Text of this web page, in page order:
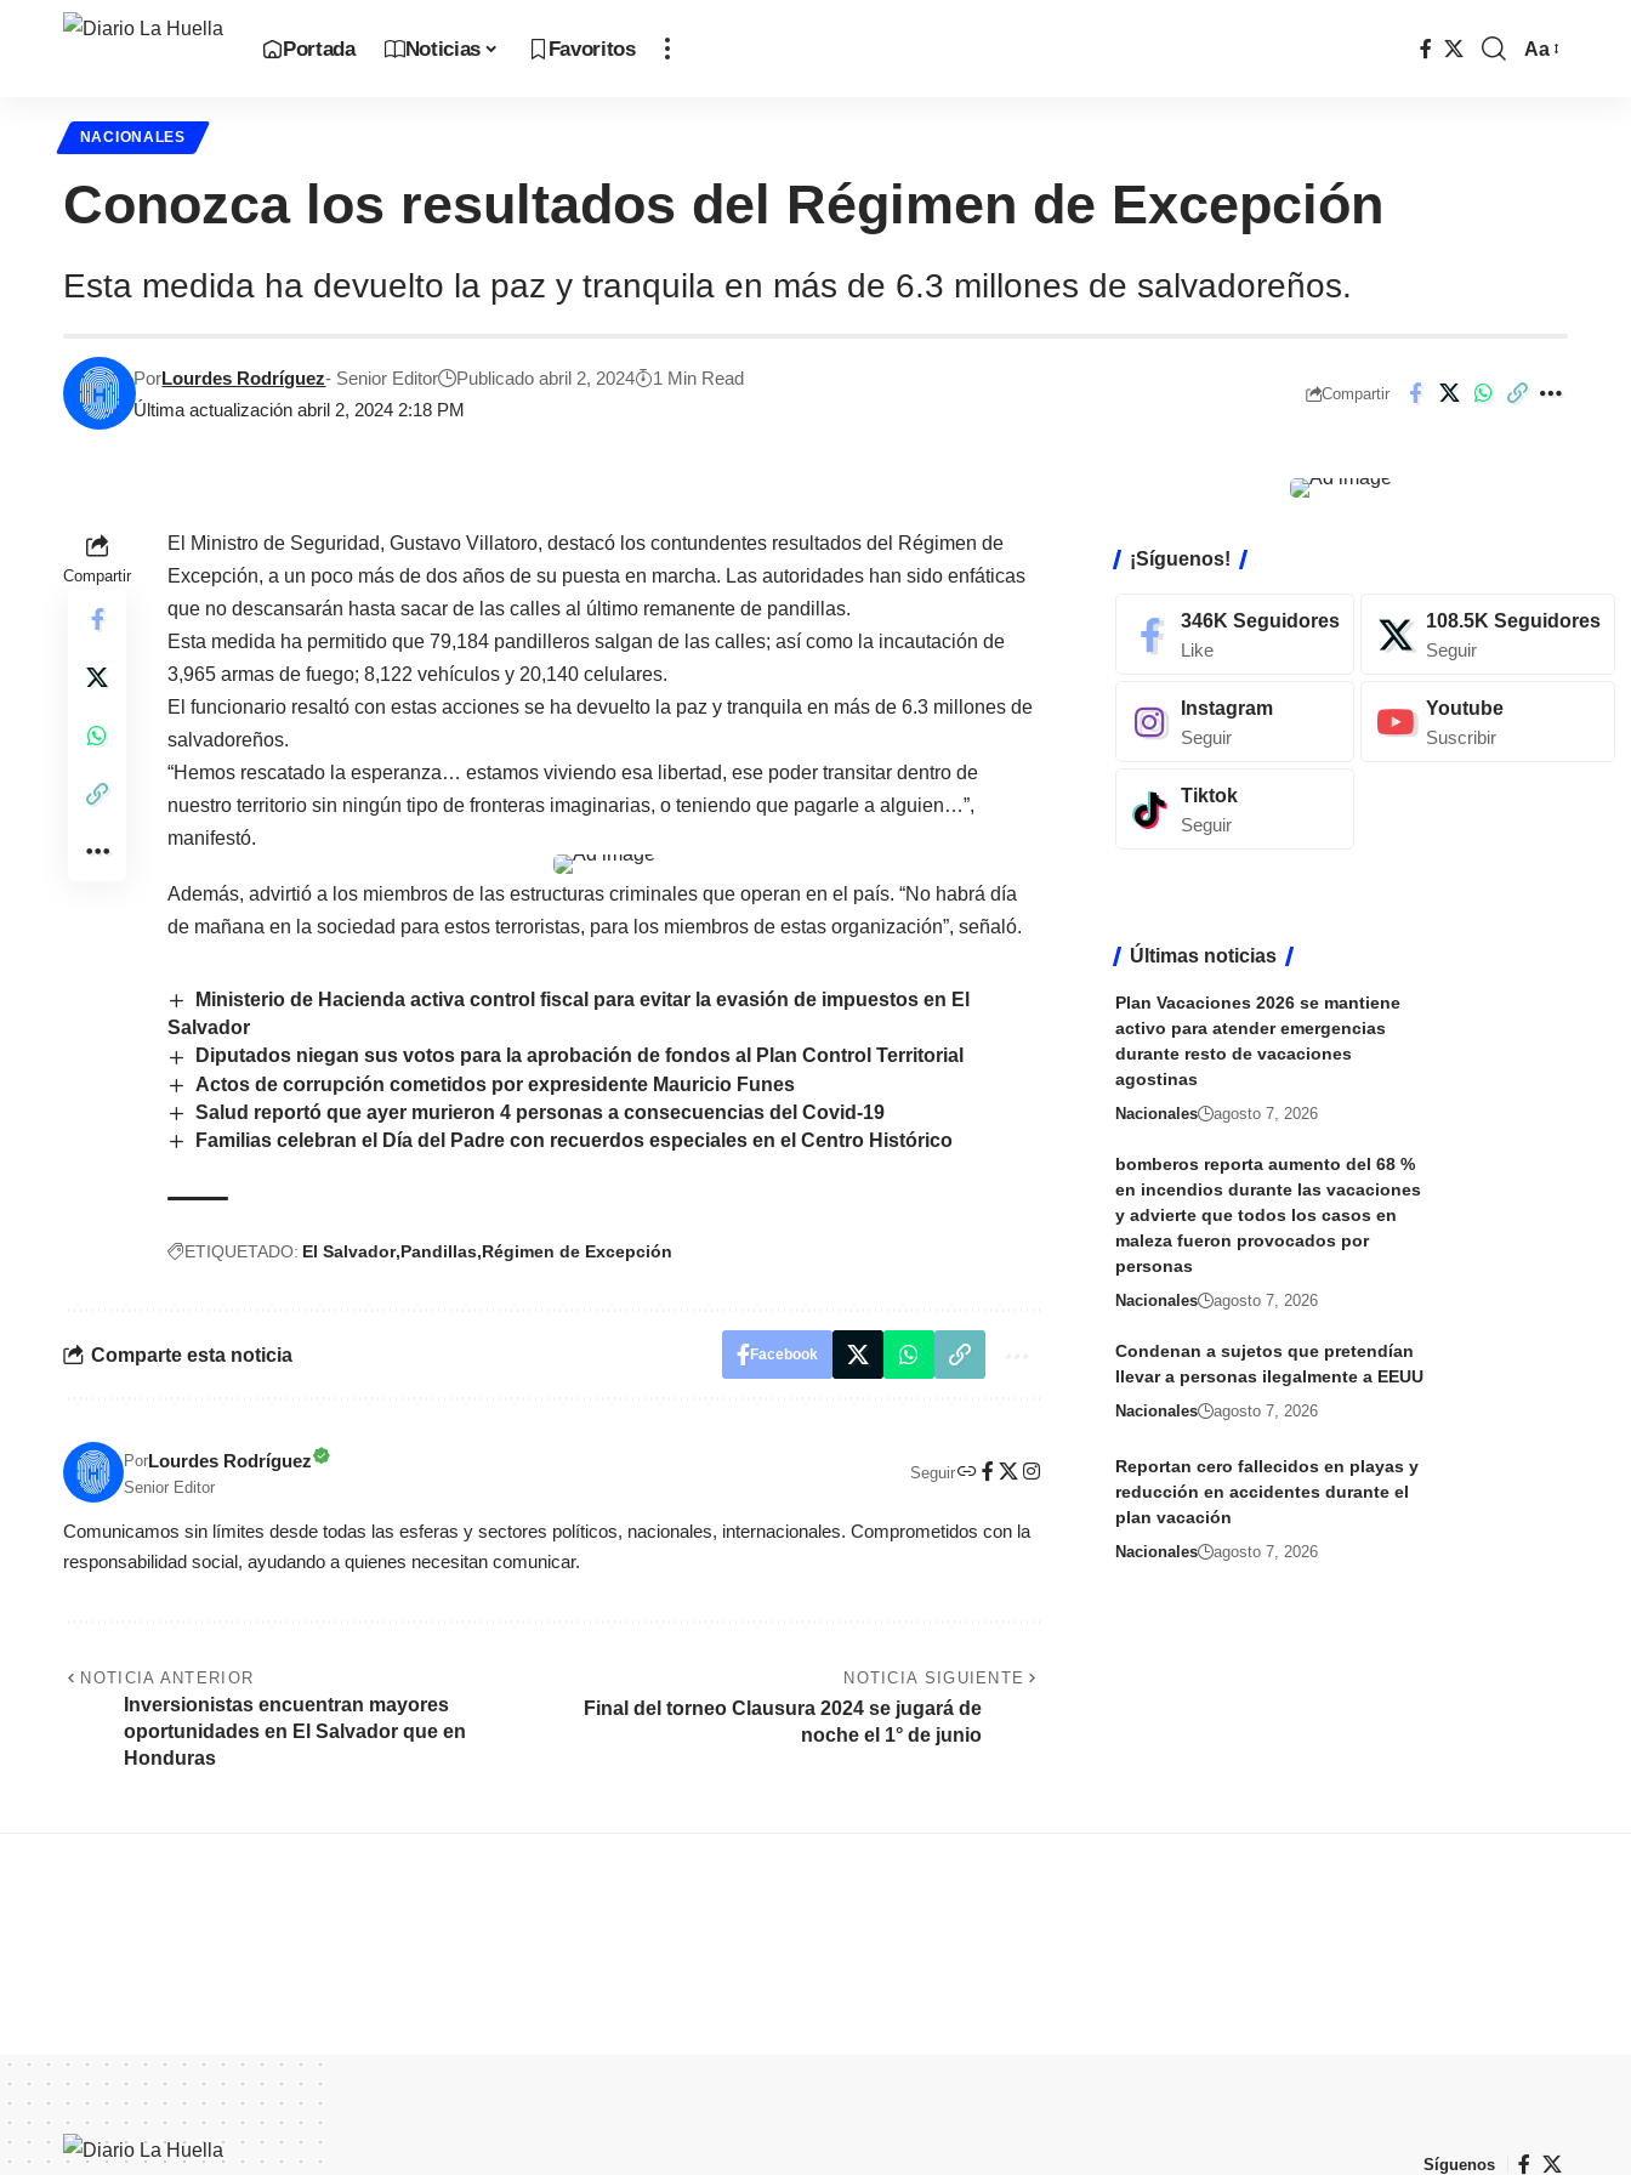
Portada Noticias Favoritos Aa
NACIONALES
Conozca los resultados del Régimen de Excepción
Esta medida ha devuelto la paz y tranquila en más de 6.3 millones de salvadoreños.
Última actualización abril 2, 2024 2:18 PM
PorLourdes Rodríguez- Senior Editor Publicado abril 2, 2024 1 Min Read
Compartir
Compartir
El Ministro de Seguridad, Gustavo Villatoro, destacó los contundentes resultados del Régimen de
Excepción, a un poco más de dos años de su puesta en marcha. Las autoridades han sido enfáticas
que no descansarán hasta sacar de las calles al último remanente de pandillas.
Esta medida ha permitido que 79,184 pandilleros salgan de las calles; así como la incautación de
3,965 armas de fuego; 8,122 vehículos y 20,140 celulares.
El funcionario resaltó con estas acciones se ha devuelto la paz y tranquila en más de 6.3 millones de
salvadoreños.
“Hemos rescatado la esperanza… estamos viviendo esa libertad, ese poder transitar dentro de
nuestro territorio sin ningún tipo de fronteras imaginarias, o teniendo que pagarle a alguien…”,
manifestó.
Además, advirtió a los miembros de las estructuras criminales que operan en el país. “No habrá día
de mañana en la sociedad para estos terroristas, para los miembros de estas organización”, señaló.
Ministerio de Hacienda activa control fiscal para evitar la evasión de impuestos en El
Salvador
Diputados niegan sus votos para la aprobación de fondos al Plan Control Territorial
Actos de corrupción cometidos por expresidente Mauricio Funes
Salud reportó que ayer murieron 4 personas a consecuencias del Covid-19
Familias celebran el Día del Padre con recuerdos especiales en el Centro Histórico
ETIQUETADO: El Salvador Pandillas Régimen de Excepción
Comparte esta noticia Facebook
PorLourdes Rodríguez
Senior Editor
Seguir
Comunicamos sin límites desde todas las esferas y sectores políticos, nacionales, internacionales. Comprometidos con la
responsabilidad social, ayudando a quienes necesitan comunicar.
NOTICIA ANTERIOR
Inversionistas encuentran mayores
oportunidades en El Salvador que en
Honduras
NOTICIA SIGUIENTE
Final del torneo Clausura 2024 se jugará de
noche el 1° de junio
¡Síguenos!
346K Seguidores
Like
108.5K Seguidores
Seguir
Instagram
Seguir
Youtube
Suscribir
Tiktok
Seguir
Últimas noticias
Plan Vacaciones 2026 se mantiene
activo para atender emergencias
durante resto de vacaciones
agostinas
Nacionales agosto 7, 2026
bomberos reporta aumento del 68 %
en incendios durante las vacaciones
y advierte que todos los casos en
maleza fueron provocados por
personas
Nacionales agosto 7, 2026
Condenan a sujetos que pretendían
llevar a personas ilegalmente a EEUU
Nacionales agosto 7, 2026
Reportan cero fallecidos en playas y
reducción en accidentes durante el
plan vacación
Nacionales agosto 7, 2026
Síguenos